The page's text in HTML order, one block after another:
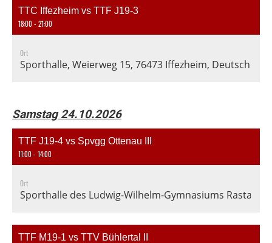
TTC Iffezheim vs TTF J19-3
18:00 - 21:00
Ort
Sporthalle, Weierweg 15, 76473 Iffezheim, Deutschland
Samstag 24.10.2026
TTF J19-4 vs Spvgg Ottenau III
11:00 - 14:00
Ort
Sporthalle des Ludwig-Wilhelm-Gymnasiums Rastatt,
TTF M19-1 vs TTV Bühlertal II